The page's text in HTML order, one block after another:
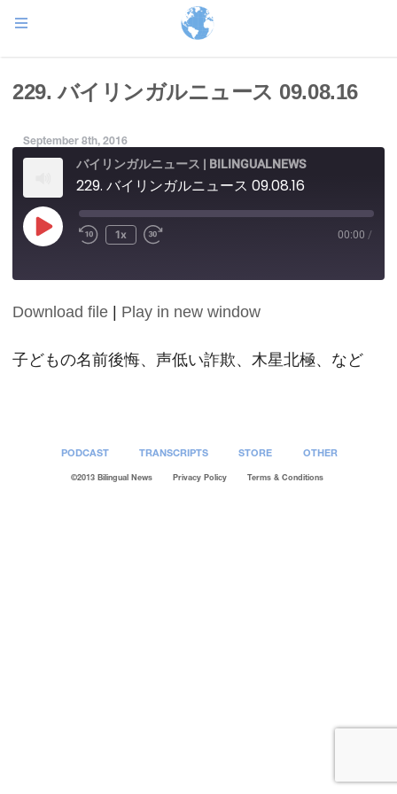
229. バイリンガルニュース 09.08.16
September 8th, 2016
バイリンガルニュース | BILINGUALNEWS
229. バイリンガルニュース 09.08.16
Play
Episode
1x 00:00 /
SHARE
LINK
Download file Play in new window
子どもの名前後悔、声低い詐欺、木星北極、など
PODCAST TRANSCRIPTS STORE OTHER
©2013 Bilingual News Privacy Policy Terms & Conditions